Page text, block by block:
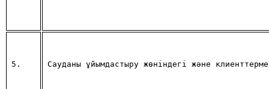
5. Сауданы ұйымдастыру жөнiндегi және